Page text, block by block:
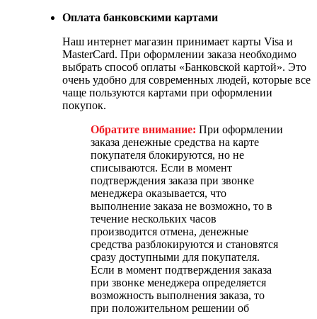
Оплата банковскими картами
Наш интернет магазин принимает карты Visa и
MasterCard. При оформлении заказа необходимо
выбрать способ оплаты «Банковской картой». Это
очень удобно для современных людей, которые все
чаще пользуются картами при оформлении
покупок.
Обратите внимание: При оформлении
заказа денежные средства на карте
покупателя блокируются, но не
списываются. Если в момент
подтверждения заказа при звонке
менеджера оказывается, что
выполнение заказа не возможно, то в
течение нескольких часов
производится отмена, денежные
средства разблокируются и становятся
сразу доступными для покупателя.
Если в момент подтверждения заказа
при звонке менеджера определяется
возможность выполнения заказа, то
при положительном решении об